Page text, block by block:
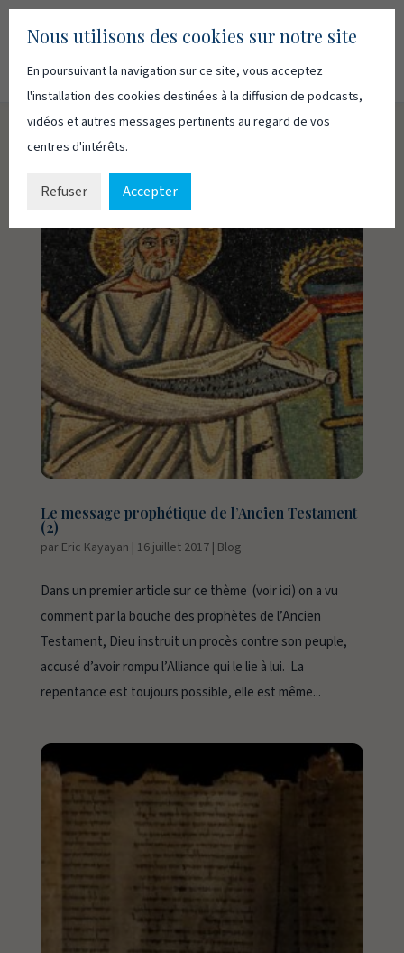
Le message prophétique de l’Ancien Testament
(2)
par Eric Kayayan | 16 juillet 2017| Blog
Dans un premier article sur ce thème (voir ici) on a vu
comment par la bouche des prophètes de l’Ancien
Testament, Dieu instruit un procès contre son peuple,
accusé d’avoir rompu l’Alliance qui le lie à lui. La
repentance est toujours possible, elle est même...
Nous utilisons des cookies sur notre site
En poursuivant la navigation sur ce site, vous acceptez
l'installation des cookies destinées à la diffusion de podcasts,
vidéos et autres messages pertinents au regard de vos
centres d'intérêts.
Refuser Accepter